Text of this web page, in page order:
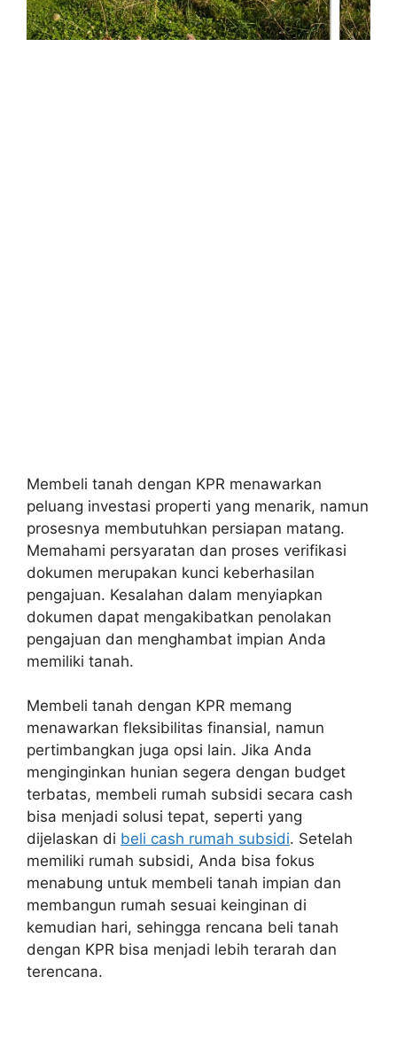
Membeli tanah dengan KPR menawarkan
peluang investasi properti yang menarik, namun
prosesnya membutuhkan persiapan matang.
Memahami persyaratan dan proses verifikasi
dokumen merupakan kunci keberhasilan
pengajuan. Kesalahan dalam menyiapkan
dokumen dapat mengakibatkan penolakan
pengajuan dan menghambat impian Anda
memiliki tanah.
Membeli tanah dengan KPR memang
menawarkan fleksibilitas finansial, namun
pertimbangkan juga opsi lain. Jika Anda
menginginkan hunian segera dengan budget
terbatas, membeli rumah subsidi secara cash
bisa menjadi solusi tepat, seperti yang
dijelaskan di beli cash rumah subsidi. Setelah
memiliki rumah subsidi, Anda bisa fokus
menabung untuk membeli tanah impian dan
membangun rumah sesuai keinginan di
kemudian hari, sehingga rencana beli tanah
dengan KPR bisa menjadi lebih terarah dan
terencana.